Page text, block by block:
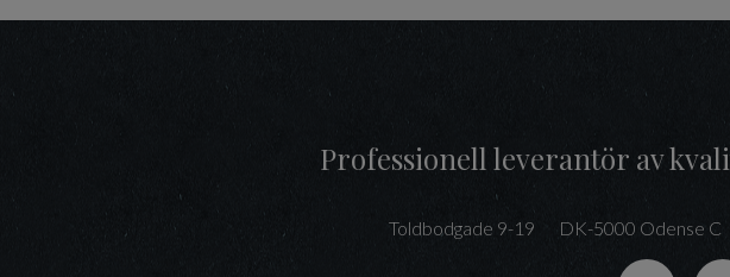
Professionell leverantör av
Toldbodgade 9-19 DK-5000 Odense C